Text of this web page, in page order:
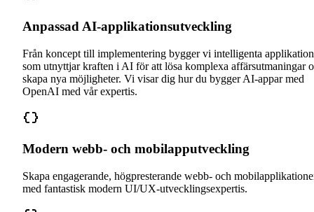
Anpassad AI-applikationsutveckling
Från koncept till implementering bygger vi intelligenta
som utnyttjar kraften i AI för att lösa komplexa affärsutmaningar
skapa nya möjligheter. Vi visar dig hur du bygger AI-appar med
OpenAI med vår expertis.
Modern webb- och mobilapputveckling
Skapa engagerande, högpresterande webb- och
med fantastisk modern UI/UX-utvecklingsexpertis.